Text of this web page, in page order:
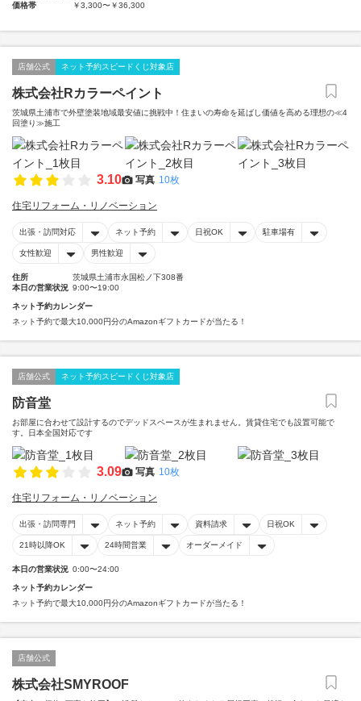
価格帯
￥3,300〜￥36,300
店舗公式 ネット予約スピードくじ対象店
株式会社Rカラーペイント
茨城県土浦市で外壁塗装地域最安値に挑戦中！住まいの寿命を延ばし価値を高める理想の≪4
回塗り≫施工
3.10 写真 10枚
住宅リフォーム・リノベーション
出張・訪問対応 ネット予約 日祝OK 駐車場有
女性歓迎 男性歓迎
住所
茨城県土浦市永国松ノ下308番
本日の営業状況 9:00〜19:00
ネット予約カレンダー
ネット予約で最大10,000円分のAmazonギフトカードが当たる！
店舗公式 ネット予約スピードくじ対象店
防音堂
お部屋に合わせて設計するのでデッドスペースが生まれません。賃貸住宅でも設置可能で
す。日本全国対応です
3.09 写真 10枚
住宅リフォーム・リノベーション
出張・訪問専門 ネット予約 資料請求 日祝OK
21時以降OK 24時間営業 オーダーメイド
本日の営業状況 0:00〜24:00
ネット予約カレンダー
ネット予約で最大10,000円分のAmazonギフトカードが当たる！
店舗公式
株式会社SMYROOF